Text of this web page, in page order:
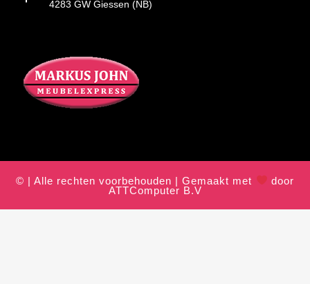
4283 GW Giessen (NB)
© | Alle rechten voorbehouden | Gemaakt met
door
ATTComputer B.V